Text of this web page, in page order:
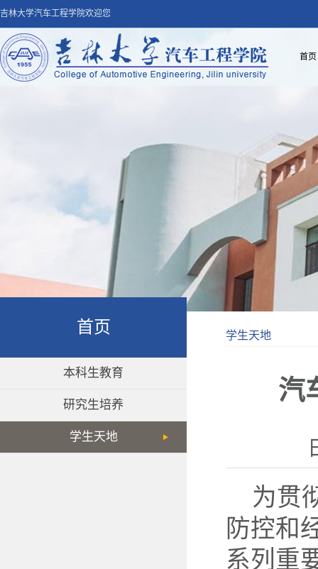
吉林大学汽车工程学院欢迎您
首页
首页
本科生教育
研究生培养
学生天地
学生天地
汽
为贯
防控和
系列重